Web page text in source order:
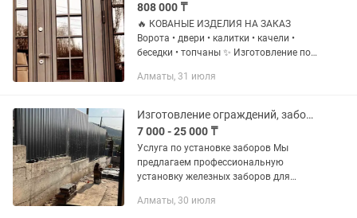
808 000 ₸
🔥 КОВАНЫЕ ИЗДЕЛИЯ НА ЗАКАЗ
Ворота • двери • калитки • качели •
беседки • топчаны ✨ Изготовление по
надёжно • красиво 📐 Любые размеры
Алматы, 31 июля
Изготовление ограждений, заборов
7 000 - 25 000 ₸
Услуга по установке заборов Мы
предлагаем профессиональную
установку железных заборов для
Надежные и долговечные конструкции
Алматы, 30 июля